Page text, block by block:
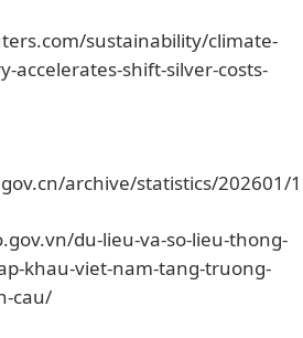
sustainability/climate-
accelerates-shift-silver-costs-
archive/statistics/202601/
du-lieu-va-so-lieu-thong-
khau-viet-nam-tang-truong-
cau/